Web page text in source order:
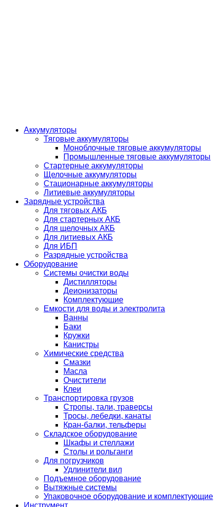
Аккумуляторы
Тяговые аккумуляторы
Моноблочные тяговые аккумуляторы
Промышленные тяговые аккумуляторы
Стартерные аккумуляторы
Щелочные аккумуляторы
Стационарные аккумуляторы
Литиевые аккумуляторы
Зарядные устройства
Для тяговых АКБ
Для стартерных АКБ
Для щелочных АКБ
Для литиевых АКБ
Для ИБП
Разрядные устройства
Оборудование
Системы очистки воды
Дистилляторы
Деионизаторы
Комплектующие
Емкости для воды и электролита
Ванны
Баки
Кружки
Канистры
Химические средства
Смазки
Масла
Очистители
Клеи
Транспортировка грузов
Стропы, тали, траверсы
Тросы, лебедки, канаты
Кран-балки, тельферы
Складское оборудование
Шкафы и стеллажи
Столы и рольганги
Для погрузчиков
Удлинители вил
Подъемное оборудование
Вытяжные системы
Упаковочное оборудование и комплектующие
Инструмент